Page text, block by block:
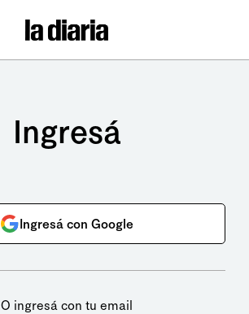
Ingresá
Ingresá con Google
O ingresá con tu email